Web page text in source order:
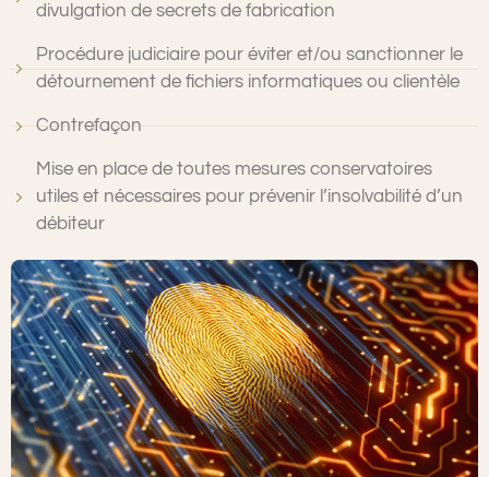
divulgation de secrets de fabrication
Procédure judiciaire pour éviter et/ou sanctionner le
détournement de fichiers informatiques ou clientèle
Contrefaçon
Mise en place de toutes mesures conservatoires
utiles et nécessaires pour prévenir l’insolvabilité d’un
débiteur